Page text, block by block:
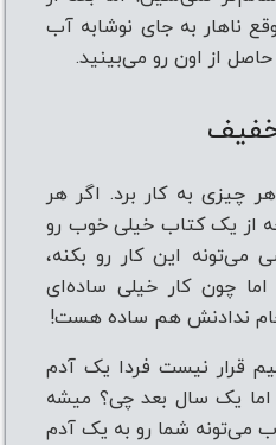
ناهار به جای نوشابه آب
حاصل از اون رو می‌بینید.
خفیف
چیزی به کار برد. اگر هر
از یک کتاب خیلی خوب رو
این کار رو بکنه،
چون کار خیلی ساده‌‌ای
ندادنش هم ساده هست!
قرار نیست فردا یک آدم
یک سال بعد چی؟ میشه
کتاب خوب می‌تونه شما رو به یک آدم